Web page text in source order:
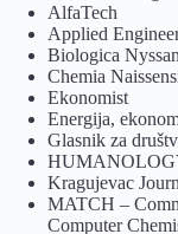
AlfaTech
Applied
Biologica
Chemia
Ekonomist
Energija,
Glasnik za
Kragujevac
MATCH –
Computer